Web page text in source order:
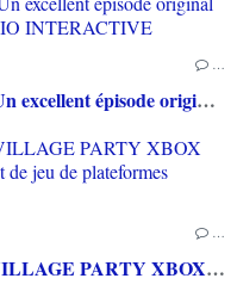
[TEST] 007 FIRST LIGHT PS5 : Un excellent épisode original de James Bond avec le savoir-faire de IO INTERACTIVE
[TEST] LES SCHTROUMPFS - VILLAGE PARTY XBOX SERIES X : Un mix de Mario Party et de jeu de plateformes schtroumpfement chouette!